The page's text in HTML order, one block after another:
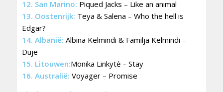
12. San Marino: Piqued Jacks – Like an animal
13. Oostenrijk: Teya & Salena – Who the hell is
Edgar?
14. Albanië: Albina Kelmindi & Familja Kelmindi –
Duje
15. Litouwen:Monika Linkytė – Stay
16. Australië: Voyager – Promise